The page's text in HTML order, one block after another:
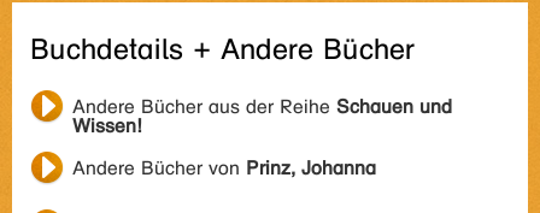
Buchdetails + Andere Bücher
Andere Bücher aus der Reihe Schauen und
Wissen!
Andere Bücher von Prinz, Johanna